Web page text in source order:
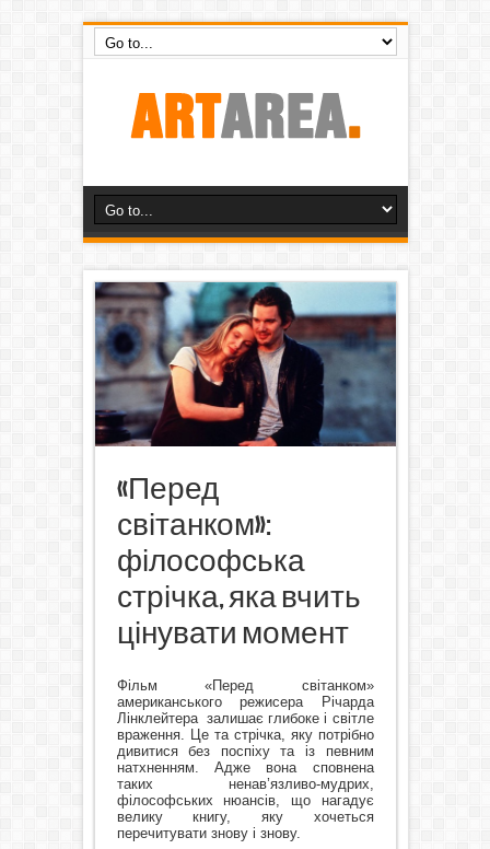
«Перед
світанком»:
філософська
стрічка, яка вчить
цінувати момент
Фільм «Перед світанком»
американського режисера Річарда
Лінклейтера залишає глибоке і світле
враження. Це та стрічка, яку потрібно
дивитися без поспіху та із певним
натхненням. Адже вона сповнена
таких ненав’язливо-мудрих,
філософських нюансів, що нагадує
велику книгу, яку хочеться
перечитувати знову і знову.